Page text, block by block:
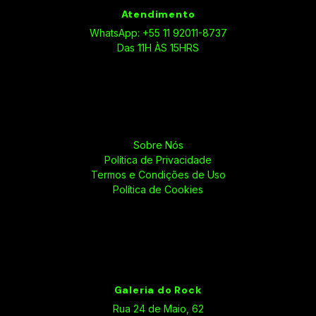
Atendimento
WhatsApp: +55 11 92011-8737
Das 11H ÀS 15HRS
Sobre Nós
Política de Privacidade
Termos e Condições de Uso
Política de Cookies
Galeria do Rock
Rua 24 de Maio, 62